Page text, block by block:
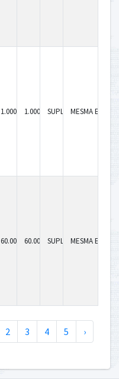
1.000,001.000,00SUPLEMENTAR
MESMA
60.000,0060.000,00SUPLEMENTAR
MESMA
2 3 4 5 ›